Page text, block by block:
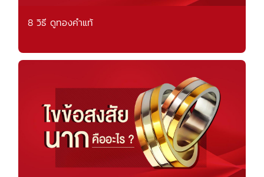
8 วิธี ดูทองคำแท้